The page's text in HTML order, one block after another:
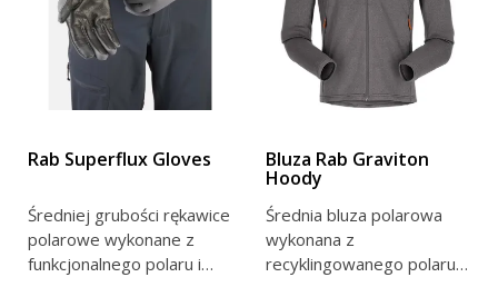
Rab Superflux Gloves
Średniej grubości rękawice
polarowe wykonane z
funkcjonalnego polaru i
Bluza Rab Graviton
Hoody
Średnia bluza polarowa
wykonana z
recyklingowanego polaru